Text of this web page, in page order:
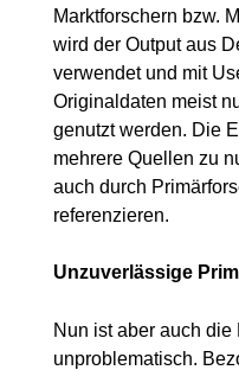
Marktforschern bzw.
wird der Output aus
verwendet und mit
Originaldaten meist
genutzt werden. Die
mehrere Quellen zu
auch durch
referenzieren.
Unzuverlässige
Nun ist aber auch
unproblematisch.